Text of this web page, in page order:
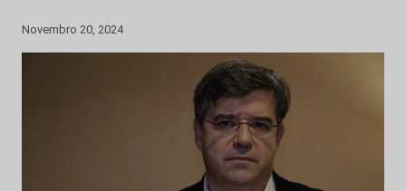
Novembro 20, 2024